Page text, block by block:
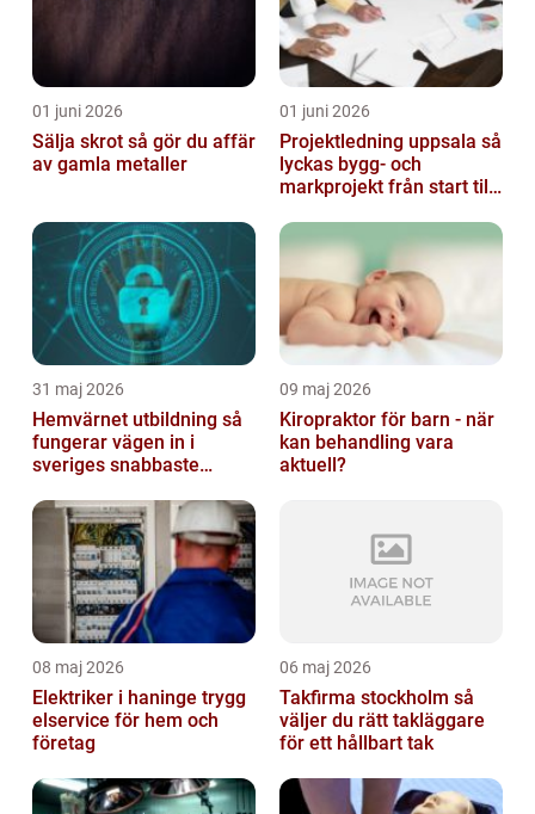
01 juni 2026
Sälja skrot så gör du affär
av gamla metaller
01 juni 2026
Projektledning uppsala så
lyckas bygg- och
markprojekt från start till
31 maj 2026
Hemvärnet utbildning så
fungerar vägen in i
sveriges snabbaste
09 maj 2026
Kiropraktor för barn - när
kan behandling vara
aktuell?
08 maj 2026
Elektriker i haninge trygg
elservice för hem och
företag
06 maj 2026
Takfirma stockholm så
väljer du rätt takläggare
för ett hållbart tak